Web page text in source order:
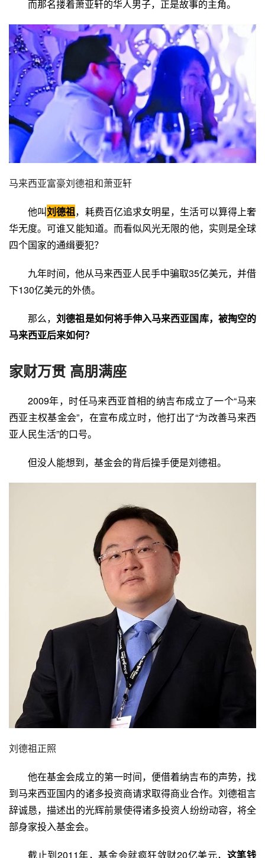
而那名搂着萧亚轩的华人男子，正是故事的主角。
马来西亚富豪刘德祖和萧亚轩
他叫刘德祖，耗费百亿追求女明星，生活可以算得上奢
华无度。可谁又能知道。而看似风光无限的他，实则是全球
四个国家的通缉要犯？
九年时间，他从马来西亚人民手中骗取35亿美元，并借
下130亿美元的外债。
那么，刘德祖是如何将手伸入马来西亚国库，被掏空的
马来西亚后来如何？
家财万贯 高朋满座
2009年，时任马来西亚首相的纳吉布成立了一个“马来
西亚主权基金会”，在宣布成立时，他打出了“为改善马来西
亚人民生活”的口号。
但没人能想到，基金会的背后操手便是刘德祖。
刘德祖正照
他在基金会成立的第一时间，便借着纳吉布的声势，找
到马来西亚国内的诸多投资商请求取得商业合作。刘德祖言
辞诚恳，描述出的光辉前景使得诸多投资人纷纷动容，将全
部身家投入基金会。
截止到2011年，基金会就疯狂敛财20亿美元， 这笔钱